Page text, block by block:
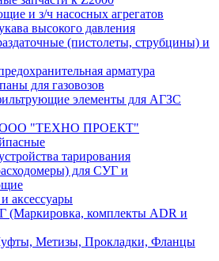
и з/ч насосных агрегатов
высокого давления
(пистолеты, струбцины) и
арматура
для газовозов
элементы для АГЗС
ООО "ТЕХНО ПРОЕКТ"
тарирования
для СУГ и
аксессуары
комплекты ADR и
Метизы, Прокладки, Фланцы